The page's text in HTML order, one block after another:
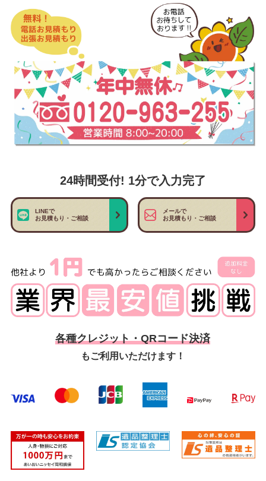
24時間受付! 1分で入力完了
LINEで
お見積もり・ご相談
メールで
お見積もり・ご相談
各種クレジット・QRコード決済
もご利用いただけます！